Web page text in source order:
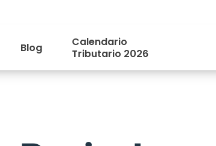
Blog
Calendario
Tributario 2026